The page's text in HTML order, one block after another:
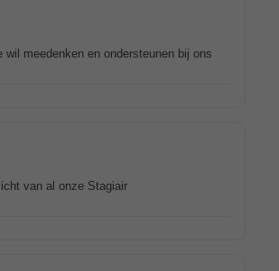
wil meedenken en ondersteunen bij ons
van al onze Stagiair